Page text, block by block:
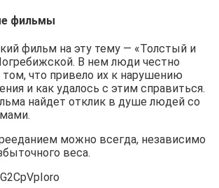
фильмы
фильм на эту тему — «Толстый и
В нем люди честно
что привело их к нарушению
и как удалось с этим справиться.
найдет отклик в душе людей со
можно всегда, независимо
веса.